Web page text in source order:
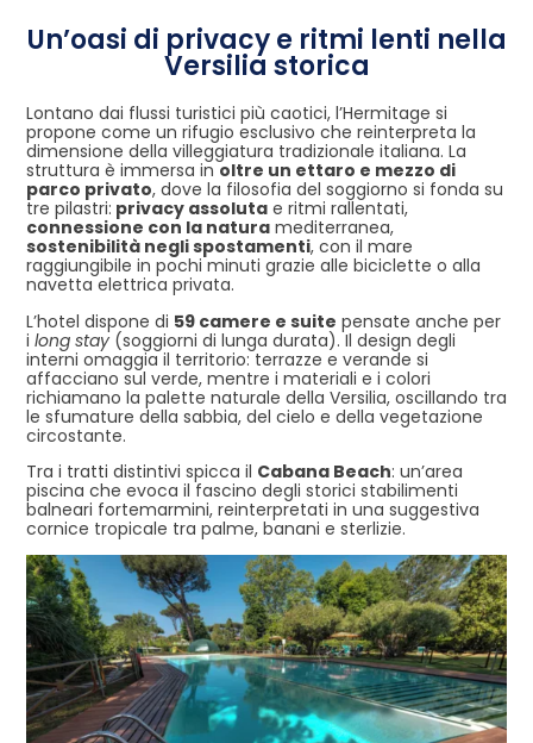
Un’oasi di privacy e ritmi lenti nella
Versilia storica
Lontano dai flussi turistici più caotici, l’Hermitage si
propone come un rifugio esclusivo che reinterpreta la
dimensione della villeggiatura tradizionale italiana. La
struttura è immersa in oltre un ettaro e mezzo di
parco privato, dove la filosofia del soggiorno si fonda su
tre pilastri: privacy assoluta e ritmi rallentati,
connessione con la natura mediterranea,
sostenibilità negli spostamenti, con il mare
raggiungibile in pochi minuti grazie alle biciclette o alla
navetta elettrica privata.
L’hotel dispone di 59 camere e suite pensate anche per
i long stay (soggiorni di lunga durata). Il design degli
interni omaggia il territorio: terrazze e verande si
affacciano sul verde, mentre i materiali e i colori
richiamano la palette naturale della Versilia, oscillando tra
le sfumature della sabbia, del cielo e della vegetazione
circostante.
Tra i tratti distintivi spicca il Cabana Beach: un’area
piscina che evoca il fascino degli storici stabilimenti
balneari fortemarmini, reinterpretati in una suggestiva
cornice tropicale tra palme, banani e sterlizie.